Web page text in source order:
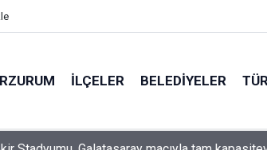
İLÇELER BELEDIYELER